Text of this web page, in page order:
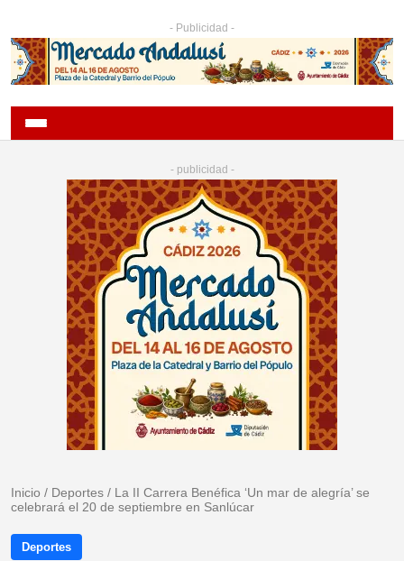
- Publicidad -
- publicidad -
Inicio / Deportes / La II Carrera Benéfica ‘Un mar de alegría’ se
celebrará el 20 de septiembre en Sanlúcar
Deportes